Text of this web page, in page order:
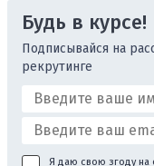
Будь в курсе!
Подписывайся на
рекрутинге
Я даю свою згоду на